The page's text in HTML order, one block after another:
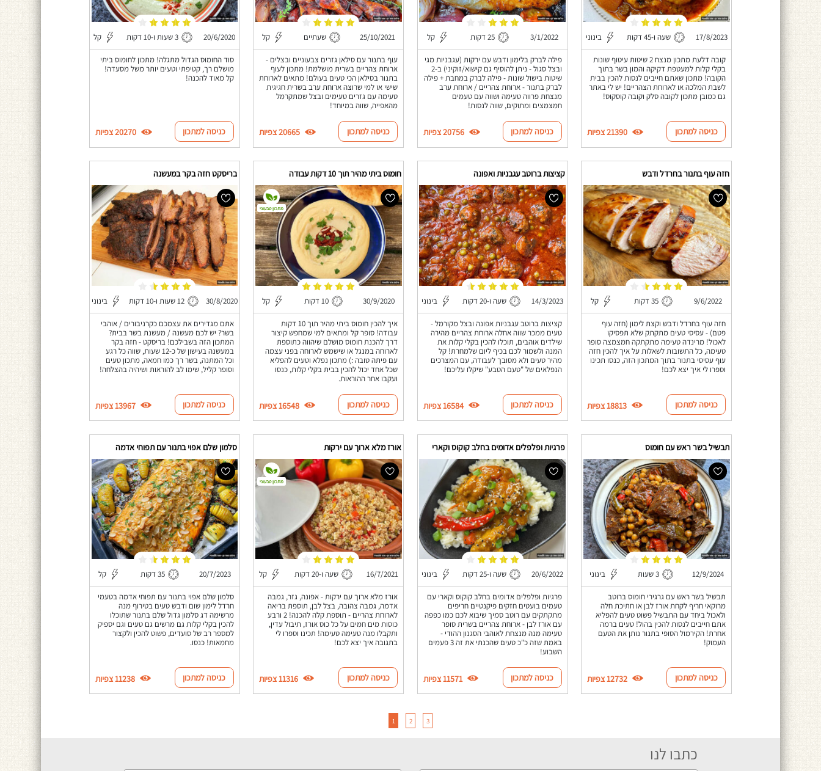
17/8/2023 שעה ו-45 דקות בינוני
קובה דלעת מתכון מנצח 2 שיטות עיטוף שונות
בקלי קלות למעטפת דקיקה והמון בשר בתוך
הקובה! מתכון שאתם חייבים לנסות להכין בבית
לשבת המלכה או לארוחת הצהריים! יש לי באתר
גם כמובן מתכון לקובה סלק וקובה קוסקוס!
כניסה למתכון 21390 צפיות
3/1/2022 25 דקות קל
פילה לברק בלימון ודבש עם ירקות (עגבניות מגי
ובצל סגול - ניתן להוסיף גם קישוא/זוקיני) ב-2
שיטות בישול שונות - פילה לברק במחבת + פילה
לברק בתנור - ארוחת צהריים / ארוחת ערב
מנצחת פרווה טעימה ושווה עם טעמים
חמצמצים ומתוקים, שווה לנסות!
כניסה למתכון 20756 צפיות
25/10/2021 שעתיים קל
עוף בתנור עם סילאן גזרים צבעוניים ובצלים -
ארוחת צהריים בשרית מושלמת! מתכון לעוף
בתנור בסילאן הכי טעים בעולם! מתאים לארוחת
שישי או למי שרוצה ארוחת ערב בשרית חגיגית
טעימה עם גזרים טעימים ובצל שמתקרמל
מהאפייה, שווה במיוחד!
כניסה למתכון 20665 צפיות
20/6/2020 3 שעות ו-10 דקות קל
סוד החומוס הגדול מתגלה! מתכון לחומוס ביתי
מושלם רך, קטיפתי וטעים יותר משל מסעדה!
קל מאוד להכנה!
כניסה למתכון 20270 צפיות
חזה עוף בתנור בחרדל ודבש
9/6/2022 35 דקות קל
חזה עוף בחרדל ודבש וקצת לימון (חזה עוף
פטם) - עסיסי טעים מתקתק שלא תפסיקו
לאכול! מרינדה טעימה מתקתקה חמצמצה סופר
טעימה, כל התשובות לשאלות על איך להכין חזה
עוף עסיסי בתנור בתוך המתכון הזה, כנסו תכינו
וספרו לי איך יצא לכם!
כניסה למתכון 18813 צפיות
קציצות ברוטב עגבניות ואפונה
14/3/2023 שעה ו-20 דקות בינוני
קציצות ברוטב עגבניות אפונה ובצל מקורמל -
טעים ממכר שווה אחלה ארוחת צהריים מהירה
שילדים אוהבים, תוכלו להכין בקלי קלות את
המנה ולשמור לכם בכיף ליום שלמחרת! קל
מהיר טעים ולא מסובך לעבודה, עם המצרכים
הנפלאים של "טעם הטבע" שיקלו עליכם!
כניסה למתכון 16584 צפיות
חומוס ביתי מהיר תוך 10 דקות עבודה
30/9/2020 10 דקות קל
איך להכין חומוס ביתי מהיר תוך 10 דקות
עבודה! סופר קל ומתאים למי שמחפש קיצור
דרך להכנת חומוס מושלם שיהווה כתוספת
לארוחה במנגל או שישמש לארוחה בפני עצמה
עם פיתה טובה :) מתכון נפלא וטעים להפליא
שכל אחד יכול להכין בבית בקלי קלות, כנסו
ועקבו אחר ההוראות.
מתכון טבעוני
כניסה למתכון 16548 צפיות
בריסקט חזה בקר במעשנה
30/8/2020 12 שעות ו-10 דקות בינוני
אתם מגדירים את עצמכם כקרניבורים / אוהבי
בשר? יש לכם מעשנה / מעשנת בשר בבית?
המתכון הזה בשבילכם! בריסקט - חזה בקר
במעשנה בעישון של כ-12 שעות, שווה כל רגע
וכל המתנה, בשר רך כמו חמאה, מתכון טעים
וסופר קליל, שימו לב להוראות ושיהיה בהצלחה!
כניסה למתכון 13967 צפיות
תבשיל בשר ראש עם חומוס
12/9/2024 3 שעות בינוני
תבשיל בשר ראש עם גרגירי חומוס ברוטב
מרוקאי חריף לקחת אורז לבן או חתיכת חלה
ולאכול ביחד עם התבשיל פשוט טעים להפליא
אתם חייבים לנסות להכין בהול! טעים ברמה
אחרת! הקירמול הסופי בתנור נותן את הטעם
העמוק!
כניסה למתכון 12732 צפיות
פרגיות ופלפלים אדומים בחלב קוקוס וקארי
20/6/2022 שעה ו-25 דקות בינוני
פרגיות ופלפלים אדומים בחלב קוקוס וקארי עם
טעמים בועטים חזקים פיקנטיים חריפים
מתקתקים עם רוטב סמיך שיבוא לכם כמו כפפה
עם אורז לבן - ארוחת צהריים בשרית סופר
טעימה מנה מנצחת לאוהבי הסגנון ההודי -
באמת שזה כ"כ טעים שהכנתי את זה 3 פעמים
השבוע!
כניסה למתכון 11571 צפיות
אורז מלא ארוך עם ירקות
16/7/2021 שעה ו-20 דקות קל
אורז מלא ארוך עם ירקות - אפונה, גזר, גמבה
אדמה, גמבה צהובה, בצל לבן, תוספת בריאה
לארוחת צהריים - תוספת קלה להכנה! 2 ורבע
כוסות מים חמים על כל כוס אורז, תיבול עדין,
ותקבלו מנה טעימה טעימה! תכינו וספרו לי
בתגובה איך יצא לכם!
מתכון טבעוני
כניסה למתכון 11316 צפיות
סלמון שלם אפוי בתנור עם תפוחי אדמה
20/7/2023 35 דקות קל
סלמון שלם אפוי בתנור עם תפוחי אדמה בטעמי
חרדל לימון שום ודבש טעים בטירוף מנה
מרשימה דג סלמון גדול שלם בתנור שתוכלו
להכין בקלי קלות גם מרשים גם טעים וגם יספיק
למספר רב של סועדים, פשוט להכין ולקצור
מחמאות! כנסו.
כניסה למתכון 11238 צפיות
1 2 3
כתבו לנו